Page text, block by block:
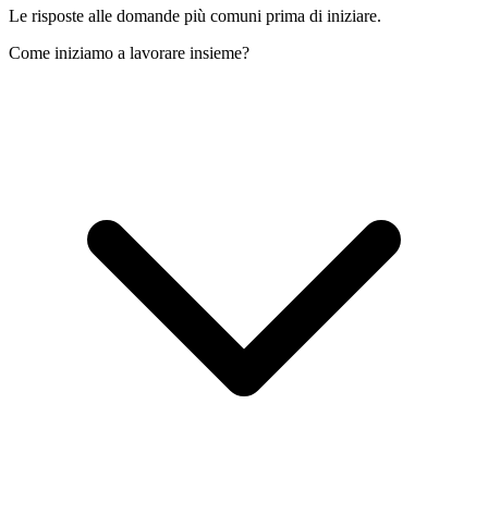
Le risposte alle domande più comuni prima di iniziare.
Come iniziamo a lavorare insieme?